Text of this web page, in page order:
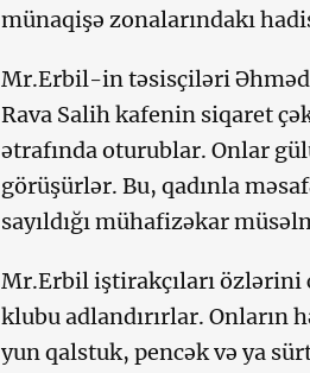
münaqişə zonalarındakı
Mr.Erbil-in təsisçiləri Əhməd
Rava Salih kafenin siqaret
ətrafında oturublar. Onlar
görüşürlər. Bu, qadınla
sayıldığı mühafizəkar
Mr.Erbil iştirakçıları
klubu adlandırırlar. Onların
yun qalstuk, pencək və ya